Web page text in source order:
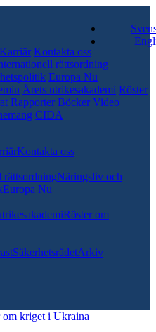
Karriär Kontakta oss
rättsordning
Europa Nu
Årets utrikesakademi Röster
Rapporter Böcker Video
CIDA
Kontakta oss
Näringsliv och
Europa Nu
Röster om
SäkerhetsrådetArkiv
om kriget i Ukraina